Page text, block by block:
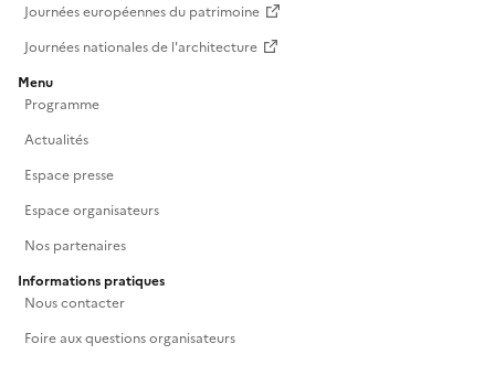
Journées européennes du patrimoine
Journées nationales de l'architecture
Menu
Programme
Actualités
Espace presse
Espace organisateurs
Nos partenaires
Informations pratiques
Nous contacter
Foire aux questions organisateurs